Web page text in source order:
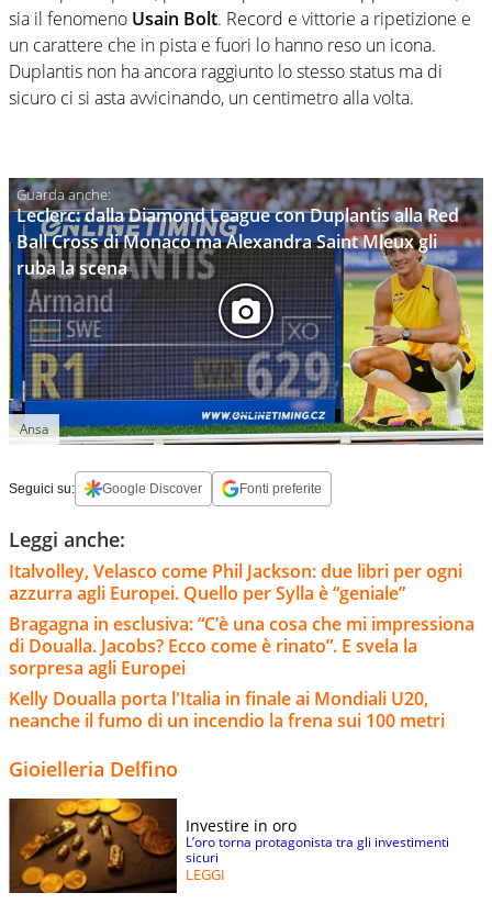
sia il fenomeno Usain Bolt. Record e vittorie a ripetizione e
un carattere che in pista e fuori lo hanno reso un icona.
Duplantis non ha ancora raggiunto lo stesso status ma di
sicuro ci si asta avvicinando, un centimetro alla volta.
Leclerc: dalla Diamond League con Duplantis alla Red
Ball Cross di Monaco ma Alexandra Saint Mleux gli
ruba la scena
Ansa
Seguici su: Google Discover Fonti preferite
Leggi anche:
Italvolley, Velasco come Phil Jackson: due libri per ogni
azzurra agli Europei. Quello per Sylla è “geniale”
Bragagna in esclusiva: “C’è una cosa che mi impressiona
di Doualla. Jacobs? Ecco come è rinato”. E svela la
sorpresa agli Europei
Kelly Doualla porta l'Italia in finale ai Mondiali U20,
neanche il fumo di un incendio la frena sui 100 metri
Gioielleria Delfino
Investire in oro
L’oro torna protagonista tra gli investimenti
sicuri
LEGGI